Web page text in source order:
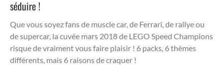
séduire !
Que vous soyez fans de muscle car, de Ferrari, de rallye ou
de supercar, la cuvée mars 2018 de LEGO Speed Champions
risque de vraiment vous faire plaisir ! 6 packs, 6 thèmes
différents, mais 6 raisons de craquer !